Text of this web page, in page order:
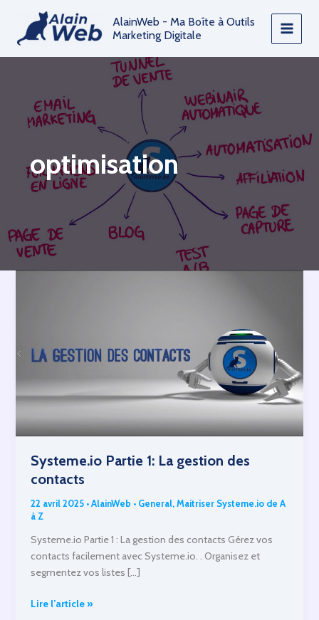
contenu
AlainWeb - Ma Boîte à Outils
Marketing Digitale
optimisation
Systeme.io Partie 1: La gestion des
contacts
22 avril 2025 •AlainWeb • General,Maitriser Systeme.io de A
à Z
Systeme.io Partie 1 : La gestion des contacts Gérez vos
contacts facilement avec Systeme.io. . Organisez et
segmentez vos listes […]
Systeme.io
Lire l’article »